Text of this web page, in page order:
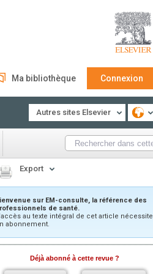
Ma bibliothèque Connexion
Autres sites Elsevier
Export
sur EM-consulte, la référence des
de santé.
au texte intégral de cet article nécessite
abonnement.
Déjà abonné à cette revue ?